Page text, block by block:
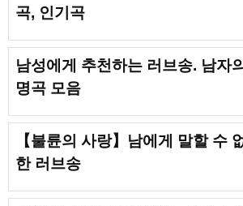
곡, 인기곡
남성에게 추천하는 러브송. 남자
명곡 모음
【불륜의 사랑】남에게 말할 수
한 러브송